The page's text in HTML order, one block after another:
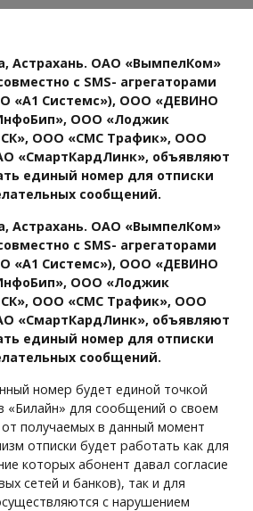
Астрахань. ОАО «ВымпелКом»
с SMS- агрегаторами
«А1 Системс»), ООО «ДЕВИНО
ООО «Лоджик
ООО «СМС Трафик», ООО
«СмартКардЛинк», объявляют
единый номер для отписки
сообщений.
Астрахань. ОАО «ВымпелКом»
с SMS- агрегаторами
«А1 Системс»), ООО «ДЕВИНО
ООО «Лоджик
ООО «СМС Трафик», ООО
«СмартКардЛинк», объявляют
единый номер для отписки
сообщений.
номер будет единой точкой
«Билайн» для сообщений о своем
получаемых в данный момент
отписки будет работать как для
которых абонент давал согласие
сетей и банков), так и для
c нарушением